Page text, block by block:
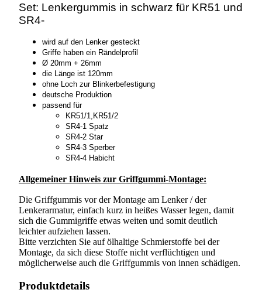
Set: Lenkergummis in schwarz für KR51 und
SR4-
wird auf den Lenker gesteckt
Griffe haben ein Rändelprofil
Ø 20mm + 26mm
die Länge ist 120mm
ohne Loch zur Blinkerbefestigung
deutsche Produktion
passend für
KR51/1,KR51/2
SR4-1 Spatz
SR4-2 Star
SR4-3 Sperber
SR4-4 Habicht
Allgemeiner Hinweis zur Griffgummi-Montage:
Die Griffgummis vor der Montage am Lenker / der
Lenkerarmatur, einfach kurz in heißes Wasser legen, damit
sich die Gummigriffe etwas weiten und somit deutlich
leichter aufziehen lassen.
Bitte verzichten Sie auf ölhaltige Schmierstoffe bei der
Montage, da sich diese Stoffe nicht verflüchtigen und
möglicherweise auch die Griffgummis von innen schädigen.
Produktdetails